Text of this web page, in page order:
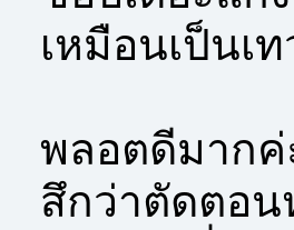
เหมือนเป็นเ
พลอตดีมากค่
สึกว่าตัดตอน